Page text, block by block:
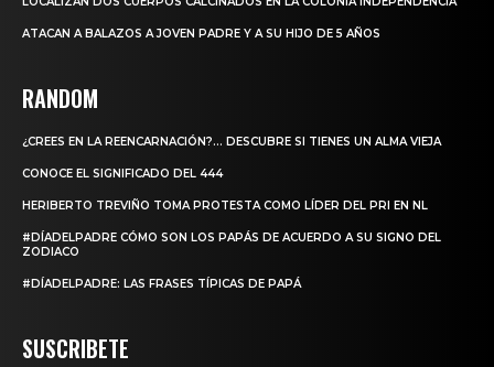
ATACAN A BALAZOS A JOVEN PADRE Y A SU HIJO DE 5 AÑOS
RANDOM
¿CREES EN LA REENCARNACIÓN?… DESCUBRE SI TIENES UN ALMA VIEJA
CONOCE EL SIGNIFICADO DEL 444
HERIBERTO TREVIÑO TOMA PROTESTA COMO LÍDER DEL PRI EN NL
#DÍADELPADRE CÓMO SON LOS PAPÁS DE ACUERDO A SU SIGNO DEL
ZODIACO
#DÍADELPADRE: LAS FRASES TÍPICAS DE PAPÁ
SUSCRIBETE